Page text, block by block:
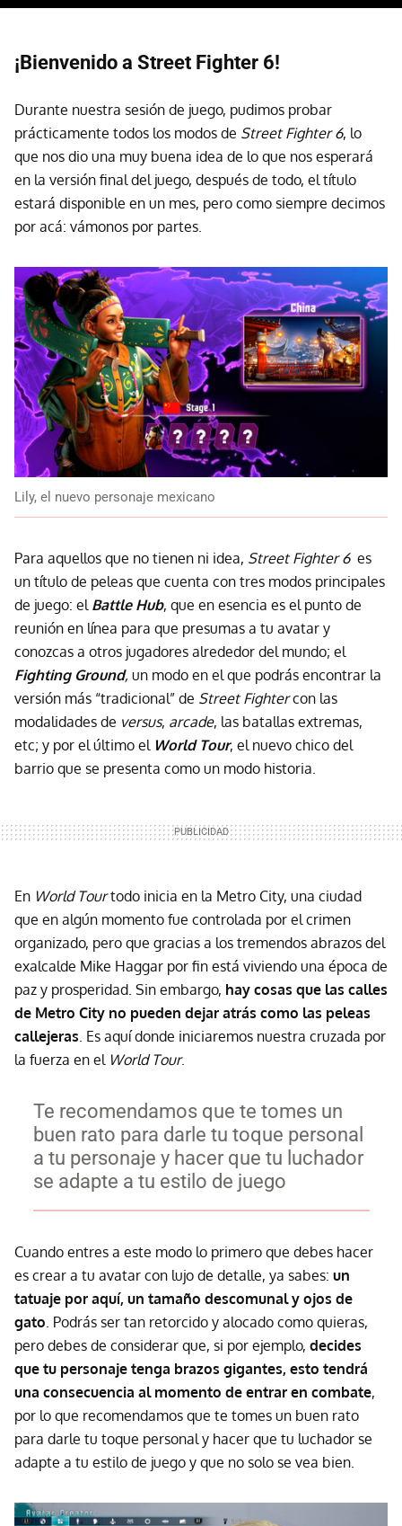
¡Bienvenido a Street Fighter 6!
Durante nuestra sesión de juego, pudimos probar
prácticamente todos los modos de Street Fighter 6, lo
que nos dio una muy buena idea de lo que nos esperará
en la versión final del juego, después de todo, el título
estará disponible en un mes, pero como siempre decimos
por acá: vámonos por partes.
Lily, el nuevo personaje mexicano
Para aquellos que no tienen ni idea, Street Fighter 6 es
un título de peleas que cuenta con tres modos principales
de juego: el Battle Hub, que en esencia es el punto de
reunión en línea para que presumas a tu avatar y
conozcas a otros jugadores alrededor del mundo; el
Fighting Ground, un modo en el que podrás encontrar la
versión más “tradicional” de Street Fightercon las
modalidades de versus, arcade, las batallas extremas,
etc; y por el último el World Tour, el nuevo chico del
barrio que se presenta como un modo historia.
En World Tourtodo inicia en la Metro City, una ciudad
que en algún momento fue controlada por el crimen
organizado, pero que gracias a los tremendos abrazos del
exalcalde Mike Haggar por fin está viviendo una época de
paz y prosperidad. Sin embargo, hay cosas que las calles
de Metro City no pueden dejar atrás como las peleas
callejeras . Es aquí donde iniciaremos nuestra cruzada por
la fuerza en el World Tour.
Te recomendamos que te tomes un
buen rato para darle tu toque personal
a tu personaje y hacer que tu luchador
se adapte a tu estilo de juego
Cuando entres a este modo lo primero que debes hacer
es crear a tu avatar con lujo de detalle, ya sabes: un
tatuaje por aquí, un tamaño descomunal y ojos de
gato . Podrás ser tan retorcido y alocado como quieras,
pero debes de considerar que, si por ejemplo, decides
que tu personaje tenga brazos gigantes, esto tendrá
una consecuencia al momento de entrar en combate,
por lo que recomendamos que te tomes un buen rato
para darle tu toque personal y hacer que tu luchador se
adapte a tu estilo de juego y que no solo se vea bien.